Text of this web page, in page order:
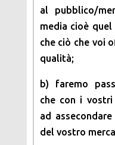
al pubblico/
media cioè
che ciò che voi
qualità;
b) faremo
che con i
ad
del vostro